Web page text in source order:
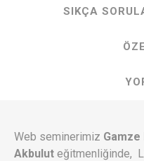
SIKÇA
Web seminerimiz
Akbulut eğitmenliğinde,